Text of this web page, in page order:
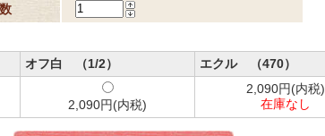
オフ白 （1/2） エクル （470）
2,090円(内税)
2,090円(内税)
在庫なし